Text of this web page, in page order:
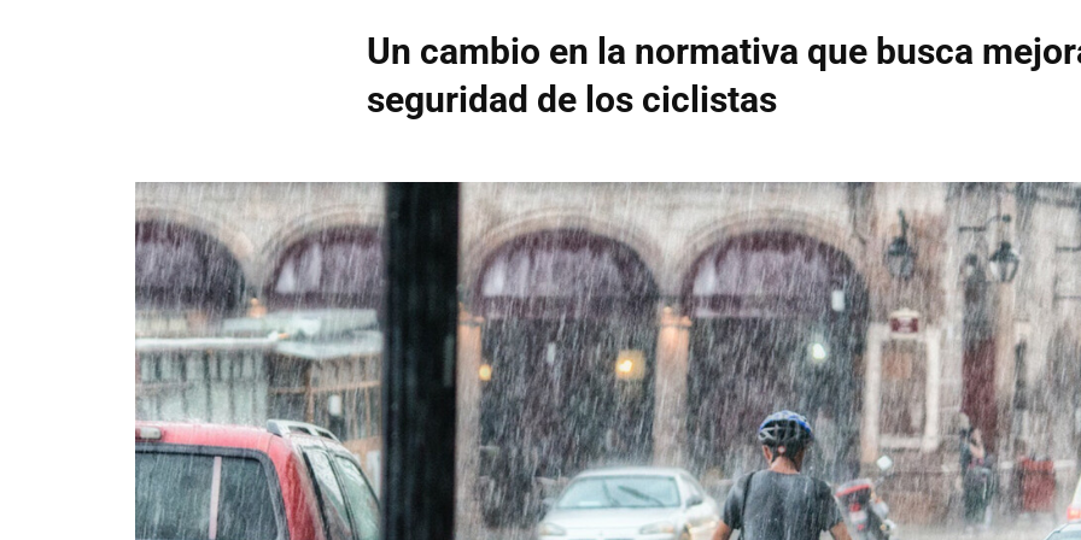
Un cambio en la normativa que busca
seguridad de los ciclistas